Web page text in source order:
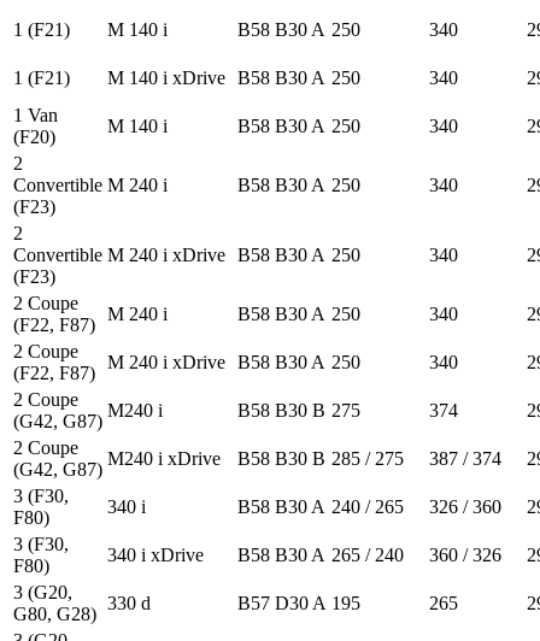
1 (F21) M 140 i B58 B30 A 250 340
1 (F21) M 140 i xDrive B58 B30 A 250 340
1 Van
(F20)
M 140 i B58 B30 A 250 340
2
Convertible
(F23)
M 240 i B58 B30 A 250 340
2
Convertible
(F23)
M 240 i xDrive B58 B30 A 250 340
2 Coupe
(F22, F87)
M 240 i B58 B30 A 250 340
2 Coupe
(F22, F87)
M 240 i xDrive B58 B30 A 250 340
2 Coupe
(G42, G87)
M240 i B58 B30 B 275 374
2 Coupe
(G42, G87)
M240 i xDrive B58 B30 B 285 / 275 387 / 374
3 (F30,
F80)
340 i B58 B30 A 240 / 265 326 / 360
3 (F30,
F80)
340 i xDrive B58 B30 A 265 / 240 360 / 326
3 (G20,
G80, G28)
330 d B57 D30 A 195 265